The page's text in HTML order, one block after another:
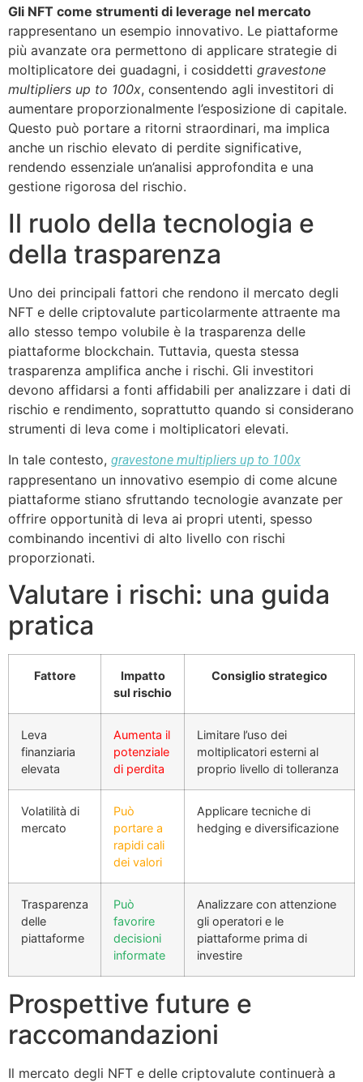
Gli NFT come strumenti di leverage nel mercato
rappresentano un esempio innovativo. Le piattaforme
più avanzate ora permettono di applicare strategie di
moltiplicatore dei guadagni, i cosiddetti gravestone
multipliers up to 100x, consentendo agli investitori di
aumentare proporzionalmente l’esposizione di capitale.
Questo può portare a ritorni straordinari, ma implica
anche un rischio elevato di perdite significative,
rendendo essenziale un’analisi approfondita e una
gestione rigorosa del rischio.
Il ruolo della tecnologia e
della trasparenza
Uno dei principali fattori che rendono il mercato degli
NFT e delle criptovalute particolarmente attraente ma
allo stesso tempo volubile è la trasparenza delle
piattaforme blockchain. Tuttavia, questa stessa
trasparenza amplifica anche i rischi. Gli investitori
devono affidarsi a fonti affidabili per analizzare i dati di
rischio e rendimento, soprattutto quando si considerano
strumenti di leva come i moltiplicatori elevati.
In tale contesto, gravestone multipliers up to 100x
rappresentano un innovativo esempio di come alcune
piattaforme stiano sfruttando tecnologie avanzate per
offrire opportunità di leva ai propri utenti, spesso
combinando incentivi di alto livello con rischi
proporzionati.
Valutare i rischi: una guida
pratica
Fattore
Impatto
sul rischio
Consiglio strategico
Leva
finanziaria
elevata
Aumenta il
potenziale
di perdita
Limitare l’uso dei
moltiplicatori esterni al
proprio livello di tolleranza
Volatilità di
mercato
Può
portare a
rapidi cali
dei valori
Applicare tecniche di
hedging e diversificazione
Trasparenza
delle
piattaforme
Può
favorire
decisioni
informate
Analizzare con attenzione
gli operatori e le
piattaforme prima di
investire
Prospettive future e
raccomandazioni
Il mercato degli NFT e delle criptovalute continuerà a